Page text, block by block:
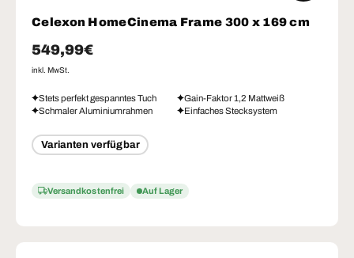
Celexon HomeCinema Frame 300 x 169 cm
Normaler Preis
549,99€
inkl. MwSt.
Stets perfekt gespanntes Tuch
Gain-Faktor 1,2 Mattweiß
Schmaler Aluminiumrahmen
Einfaches Stecksystem
Varianten verfügbar
Versandkostenfrei Auf Lager